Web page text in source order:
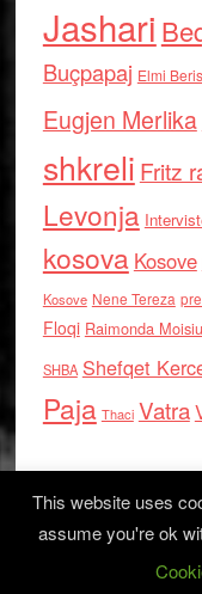
Jashari
Buçpapaj Elmi
Eugjen Merlika
shkreli Fritz
Levonja
kosova Kosove
Kosove Nene Tereza
Floqi Raimonda Moisiu
SHBA Shefqet
Paja Thaci Vatra
This website uses
assume you're ok